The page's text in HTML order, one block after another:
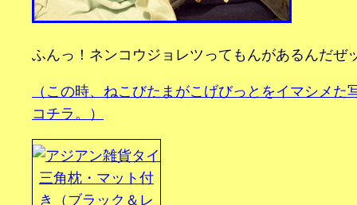
ふんっ！ネンコウジョレツってもんがあるんだぜ
（この時、ねこびたまがこげびっとをイマシメた
コチラ。）